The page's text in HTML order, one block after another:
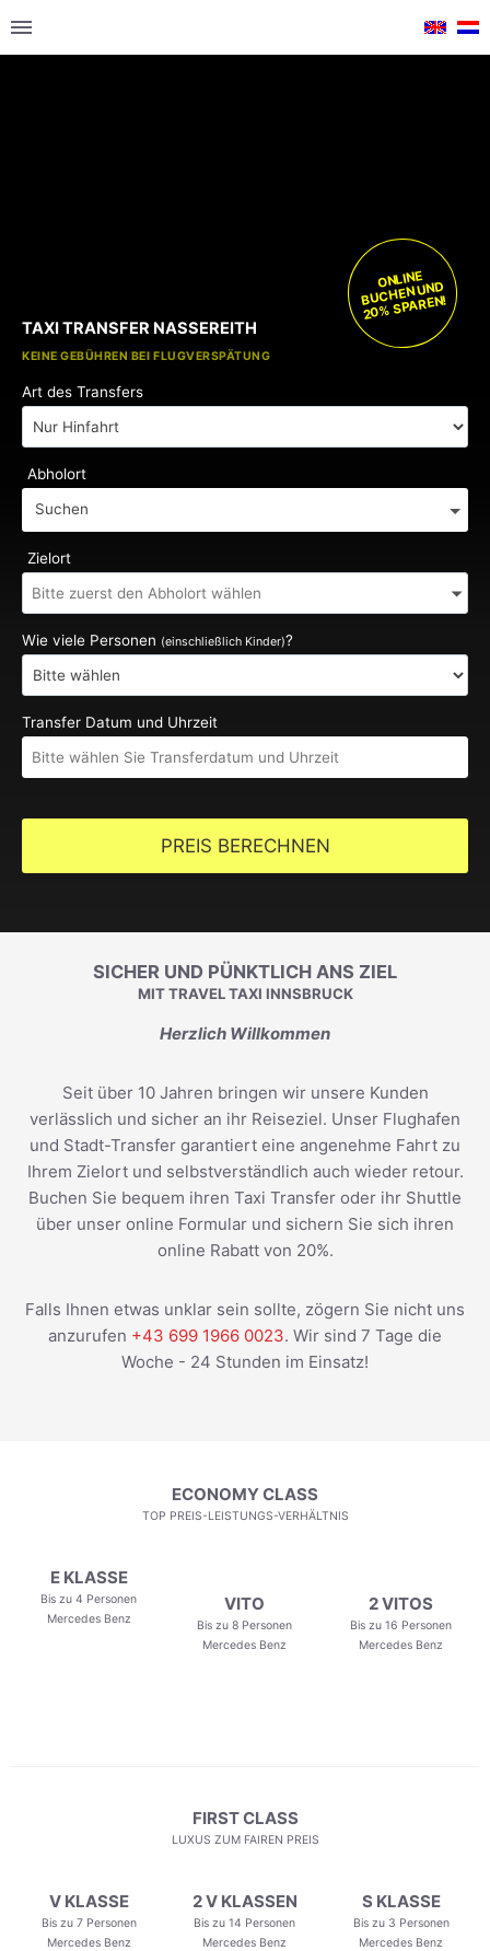
KOSTENLOSE KINDERSITZE
KEINE GEBÜHREN BEI FLUGVERSPÄTUNG
TAXI TRANSFER NASSEREITH
ONLINE
BUCHEN UND
20% SPAREN!
Art des Transfers
Abholort
Suchen
Zielort
Wie viele Personen (einschließlich Kinder)?
Transfer Datum und Uhrzeit
PREIS BERECHNEN
SICHER UND PÜNKTLICH ANS ZIEL
MIT TRAVEL TAXI INNSBRUCK
Herzlich Willkommen
Seit über 10 Jahren bringen wir unsere Kunden
verlässlich und sicher an ihr Reiseziel. Unser Flughafen
und Stadt-Transfer garantiert eine angenehme Fahrt zu
Ihrem Zielort und selbstverständlich auch wieder retour.
Buchen Sie bequem ihren Taxi Transfer oder ihr Shuttle
über unser online Formular und sichern Sie sich ihren
online Rabatt von 20%.
Falls Ihnen etwas unklar sein sollte, zögern Sie nicht uns
anzurufen +43 699 1966 0023. Wir sind 7 Tage die
Woche - 24 Stunden im Einsatz!
ECONOMY CLASS
TOP PREIS-LEISTUNGS-VERHÄLTNIS
E KLASSE
Bis zu 4 Personen
Mercedes Benz
VITO
Bis zu 8 Personen
Mercedes Benz
2 VITOS
Bis zu 16 Personen
Mercedes Benz
FIRST CLASS
LUXUS ZUM FAIREN PREIS
V KLASSE
Bis zu 7 Personen
Mercedes Benz
2 V KLASSEN
Bis zu 14 Personen
Mercedes Benz
S KLASSE
Bis zu 3 Personen
Mercedes Benz